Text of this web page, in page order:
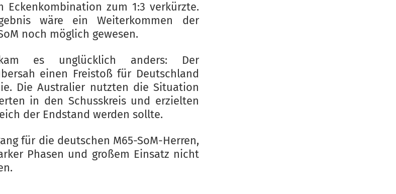
Eckenkombination zum 1:3 verkürzte.
wäre ein Weiterkommen der
noch möglich gewesen.
es unglücklich anders: Der
einen Freistoß für Deutschland
Die Australier nutzten die Situation
in den Schusskreis und erzielten
der Endstand werden sollte.
für die deutschen M65-SoM-Herren,
Phasen und großem Einsatz nicht